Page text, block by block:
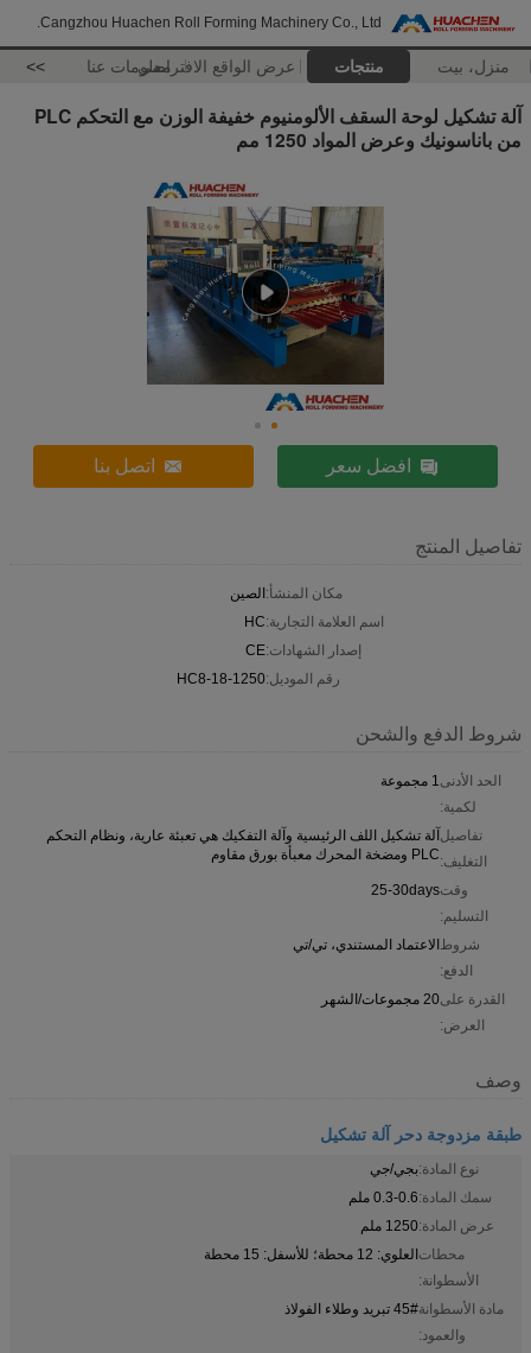
Cangzhou Huachen Roll Forming Machinery Co., Ltd.
منزل، بيت منتجات عرض الواقع الافتراضيمعلومات عنا >>
آلة تشكيل لوحة السقف الألومنيوم خفيفة الوزن مع التحكم PLC
من باناسونيك وعرض المواد 1250 مم
افضل سعر اتصل بنا
تفاصيل المنتج
مكان المنشأ:الصين
اسم العلامة التجارية:HC
إصدار الشهادات:CE
رقم الموديل:HC8-18-1250
شروط الدفع والشحن
الحد الأدنى
لكمية:
1 مجموعة
تفاصيل
التغليف:
آلة تشكيل اللف الرئيسية وآلة التفكيك هي تعبئة عارية، ونظام التحكم
PLC ومضخة المحرك معبأة بورق مقاوم
وقت
التسليم:
25-30days
شروط
الدفع:
الاعتماد المستندي، تي/تي
القدرة على
العرض:
20 مجموعات/الشهر
وصف
طبقة مزدوجة دحر آلة تشكيل
نوع المادة:بجي/جي
سمك المادة:0.3-0.6 ملم
عرض المادة:1250 ملم
محطات
الأسطوانة:
العلوي: 12 محطة؛ للأسفل: 15 محطة
مادة الأسطوانة
والعمود:
45# تبريد وطلاء الفولاذ